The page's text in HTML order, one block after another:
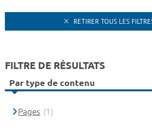
RETIRER TOUS LES
FILTRE DE RÉSULTATS
Par type de contenu
Pages (1)